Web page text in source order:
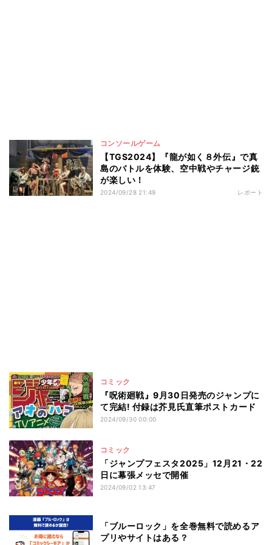
コンソールゲーム
【TGS2024】『龍が如く８外伝』で真
島のバトルを体験、空中戦やチャージ銃
が楽しい！
2024/09/28 21:49 レポート
コミック
『呪術廻戦』9月30日発売のジャンプに
て完結! 付録は芥見氏直筆ポストカード
2024/09/30 00:00
コミック
「ジャンプフェスタ2025」12月21・22
日に幕張メッセで開催
2024/09/02 13:47
「ブルーロック」を全巻無料で読めるア
プリやサイトはある？